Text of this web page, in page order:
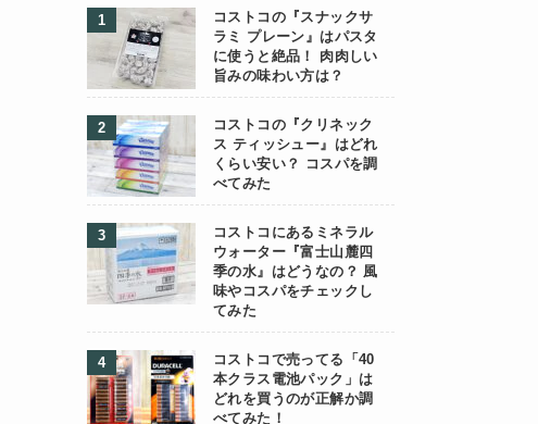
コストコの『スナックサ
ラミ プレーン』はパスタ
に使うと絶品！ 肉肉しい
旨みの味わい方は？
コストコの『クリネック
ス ティッシュー』はどれ
くらい安い？ コスパを調
べてみた
コストコにあるミネラル
ウォーター『富士山麓四
季の水』はどうなの？ 風
味やコスパをチェックし
てみた
コストコで売ってる「40
本クラス電池パック」は
どれを買うのが正解か調
べてみた！